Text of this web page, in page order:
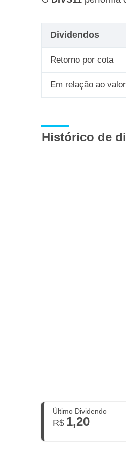
Dividendos
Retorno por cota
Em relação ao
Histórico de
Último Dividendo
R$ 1,20